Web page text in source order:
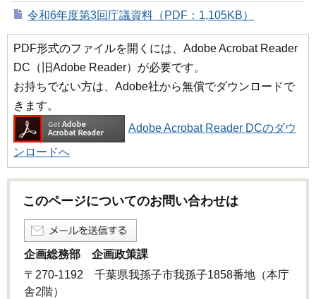
令和6年度第3回庁議資料（PDF：1,105KB）
PDF形式のファイルを開くには、Adobe Acrobat Reader
DC（旧Adobe Reader）が必要です。
お持ちでない方は、Adobe社から無償でダウンロードで
きます。
Adobe Acrobat Reader DCのダウ
ンロードへ
このページについてのお問い合わせは
企画総務部 企画政策課
〒270-1192 千葉県我孫子市我孫子1858番地（本庁
舎2階）